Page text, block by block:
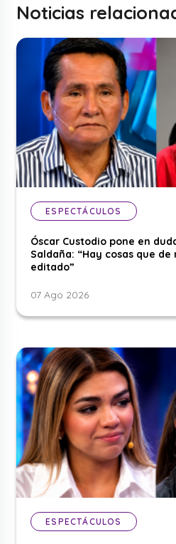
Noticias
ESPECTÁCULOS
Óscar Custodio pone en
Saldaña: “Hay cosas que
editado”
07 Ago 2026
ESPECTÁCULOS